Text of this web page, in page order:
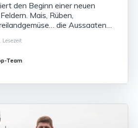
den Beginn einer neuen
Mais, Rüben,
die Aussaaten
Auf dem Papier
günstig: Die
der Boden trocknet ab und
Lesezeit
Team